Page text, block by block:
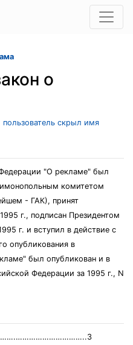
о
пользователь скрыл имя
"О рекламе" был
комитетом
- ГАК), принят
г., подписан Президентом
г. и вступил в действие с
опубликования в
был опубликован и в
Федерации за 1995 г., N